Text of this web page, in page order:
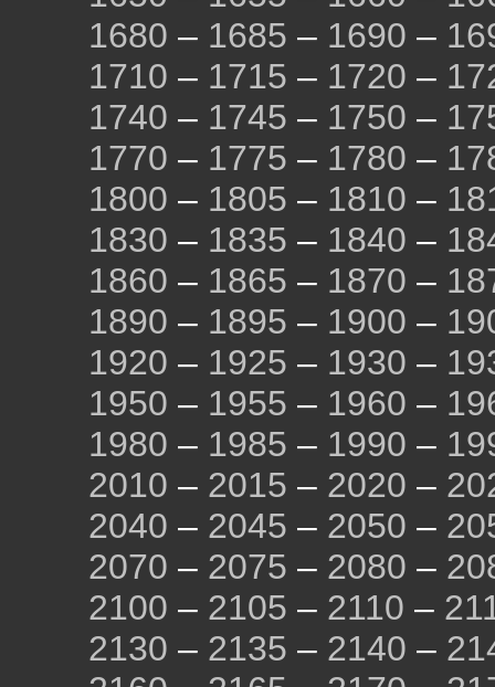
1680 – 1685 – 1690 –
1710 – 1715 – 1720 –
1740 – 1745 – 1750 –
1770 – 1775 – 1780 –
1800 – 1805 – 1810 –
1830 – 1835 – 1840 –
1860 – 1865 – 1870 –
1890 – 1895 – 1900 –
1920 – 1925 – 1930 –
1950 – 1955 – 1960 –
1980 – 1985 – 1990 –
2010 – 2015 – 2020 –
2040 – 2045 – 2050 –
2070 – 2075 – 2080 –
2100 – 2105 – 2110 –
2130 – 2135 – 2140 –